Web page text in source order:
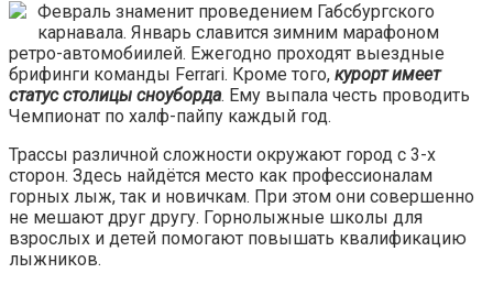
Февраль знаменит проведением Габсбургского
карнавала. Январь славится зимним марафоном
ретро-автомобиилей. Ежегодно проходят выездные
брифинги команды Ferrari. Кроме того, курорт имеет
статус столицы сноуборда. Ему выпала честь проводить
Чемпионат по халф-пайпу каждый год.
Трассы различной сложности окружают город с 3-х
сторон. Здесь найдётся место как профессионалам
горных лыж, так и новичкам. При этом они совершенно
не мешают друг другу. Горнолыжные школы для
взрослых и детей помогают повышать квалификацию
лыжников.